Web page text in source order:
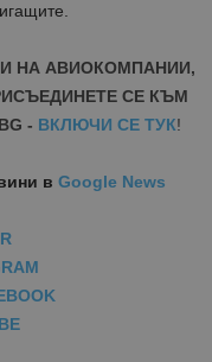
НА АВИОКОМПАНИИ,
СЕ КЪМ
- ВКЛЮЧИ СЕ ТУК!
в Google News